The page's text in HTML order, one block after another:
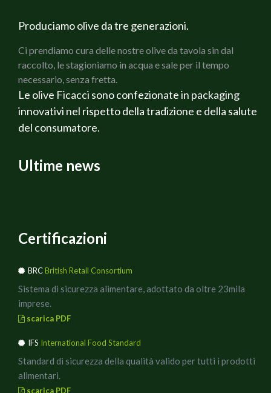
Produciamo olive da tre generazioni.
Ci prendiamo cura delle nostre olive da tavola sin dal
raccolto, le stagioniamo in acqua e sale per il tempo
necessario, senza fretta.
Le olive Ficacci sono confezionate in packaging
innovativi nel rispetto della tradizione e della salute
del consumatore.
Ultime news
Certificazioni
BRCBritish Retail Consortium
Sistema di sicurezza alimentare, adottato da oltre 23mila
imprese.
scarica PDF
IFS International Food Standard
Standard di sicurezza della qualità valido per tutti i prodotti
alimentari.
scarica PDF